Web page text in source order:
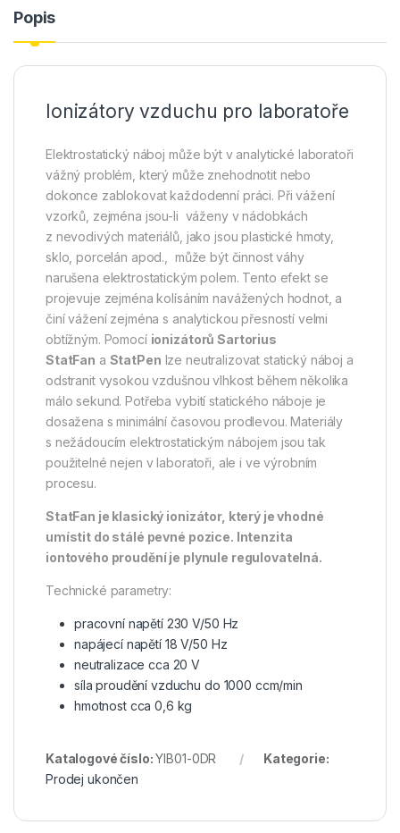
Popis
Ionizátory vzduchu pro laboratoře
Elektrostatický náboj může být v analytické laboratoři
vážný problém, který může znehodnotit nebo
dokonce zablokovat každodenní práci. Při vážení
vzorků, zejména jsou-li váženy v nádobkách
z nevodivých materiálů, jako jsou plastické hmoty,
sklo, porcelán apod., může být činnost váhy
narušena elektrostatickým polem. Tento efekt se
projevuje zejména kolísáním navážených hodnot, a
činí vážení zejména s analytickou přesností velmi
obtížným. Pomocí ionizátorů Sartorius
StatFan a StatPen lze neutralizovat statický náboj a
odstranit vysokou vzdušnou vlhkost během několika
málo sekund. Potřeba vybití statického náboje je
dosažena s minimální časovou prodlevou. Materiály
s nežádoucím elektrostatickým nábojem jsou tak
použitelné nejen v laboratoři, ale i ve výrobním
procesu.
StatFan je klasický ionizátor, který je vhodné
umístit do stálé pevné pozice. Intenzita
iontového proudění je plynule regulovatelná.
Technické parametry:
pracovní napětí 230 V/50 Hz
napájecí napětí 18 V/50 Hz
neutralizace cca 20 V
síla proudění vzduchu do 1000 ccm/min
hmotnost cca 0,6 kg
Katalogové číslo:YIB01-0DR
Kategorie:
Prodej ukončen